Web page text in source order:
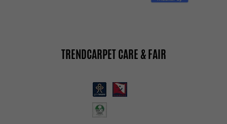
TRENDCARPET CARE & FAIR